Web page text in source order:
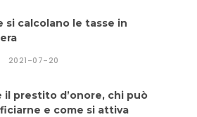
si calcolano le tasse in
2021-07-20
il prestito d’onore, chi può
e come si attiva